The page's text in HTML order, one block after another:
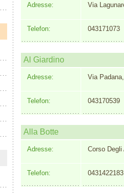
Adresse: Via
Telefon: 043171073
Al Giardino
Adresse: Via
Telefon: 043170539
Alla Botte
Adresse: Corso
Telefon: 0431422183